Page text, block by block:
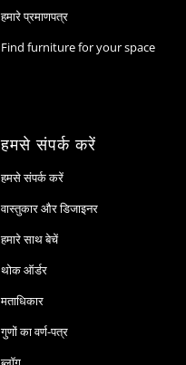
हमारे प्रमाणपत्र
Find furniture for your space
हमसे संपर्क करें
हमसे संपर्क करें
वास्तुकार और डिजाइनर
हमारे साथ बेचें
थोक ऑर्डर
मताधिकार
गुणों का वर्ण-पत्र